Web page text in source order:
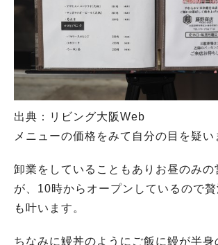
出典：リビング大阪Web
メニューの価格をみて自分の目を疑い
卸業をしていることもありお昼のみの
が、10時からオープンしているので
も叶います。
ちなみに鰻丼のようにご飯に鰻が半身